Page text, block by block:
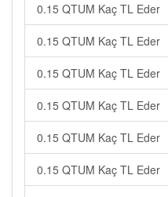
0.15 QTUM Kaç TL Eder
0.15 QTUM Kaç TL Eder
0.15 QTUM Kaç TL Eder
0.15 QTUM Kaç TL Eder
0.15 QTUM Kaç TL Eder
0.15 QTUM Kaç TL Eder